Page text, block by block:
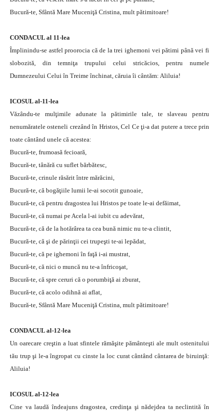
Bucură-te, Sfântă Mare Muceniţă Cristina, mult pătimitoare!
CONDACUL al 11-lea
Împlinindu-se astfel proorocia că de la trei ighemoni vei pătimi până vei fi
slobozită, din temniţa trupului celui stricăcios, pentru numele
Dumnezeului Celui în Treime închinat, căruia îi cântăm: Aliluia!
ICOSUL al-11-lea
Văzându-te mulţimile adunate la pătimirile tale, te slaveau pentru
nenumăratele osteneli crezând în Hristos, Cel Ce ţi-a dat putere a trece prin
toate cântând unele că acestea:
Bucură-te, frumoasă fecioară,
Bucură-te, tânără cu suflet bărbătesc,
Bucură-te, crinule răsărit între mărăcini,
Bucură-te, că bogăţiile lumii le-ai socotit gunoaie,
Bucură-te, că pentru dragostea lui Hristos pe toate le-ai defăimat,
Bucură-te, că numai pe Acela l-ai iubit cu adevărat,
Bucură-te, că de la hotărârea ta cea bună nimic nu te-a clintit,
Bucură-te, că şi de părinţii cei trupeşti te-ai lepădat,
Bucură-te, că pe ighemoni în faţă i-ai mustrat,
Bucură-te, că nici o muncă nu te-a înfricoşat,
Bucură-te, că spre ceruri că o porumbiţă ai zburat,
Bucură-te, că acolo odihnă ai aflat,
Bucură-te, Sfântă Mare Muceniţă Cristina, mult pătimitoare!
CONDACUL al-12-lea
Un oarecare creştin a luat sfintele rămăşite pământeşti ale mult ostenitului
tău trup şi le-a îngropat cu cinste la loc curat cântând cântarea de biruinţă:
Aliluia!
ICOSUL al-12-lea
Cine va laudă îndeajuns dragostea, credinţa şi nădejdea ta neclintită în